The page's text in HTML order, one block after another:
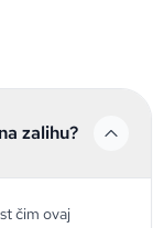
zalihu?
čim ovaj